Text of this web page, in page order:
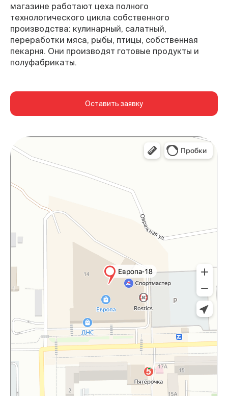
магазине работают цеха полного
технологического цикла собственного
производства: кулинарный, салатный,
переработки мяса, рыбы, птицы, собственная
пекарня. Они производят готовые продукты и
полуфабрикаты.
Оставить заявку
Яндекс Карты — транспорт, навигация, поиск
мест